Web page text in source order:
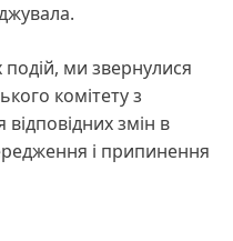
ми звернулися
комітету з
змін в
і припинення